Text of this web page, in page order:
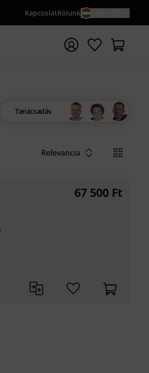
KapcsolatRólunk
keresőszóval
Tanácsadás
Relevancia
67 500 Ft